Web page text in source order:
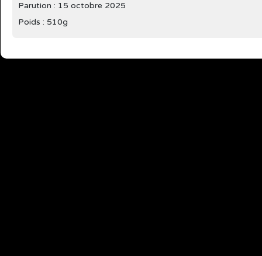
Parution : 15 octobre 2025
Poids : 510g